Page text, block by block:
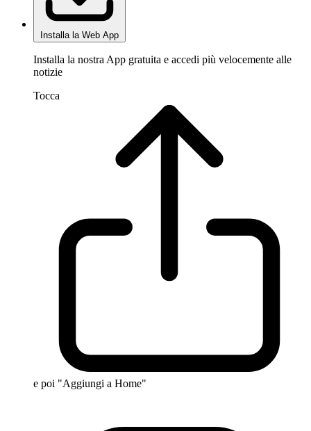
Installa la Web App
Installa la nostra App gratuita e accedi più velocemente alle
notizie
Tocca
e poi "Aggiungi a Home"